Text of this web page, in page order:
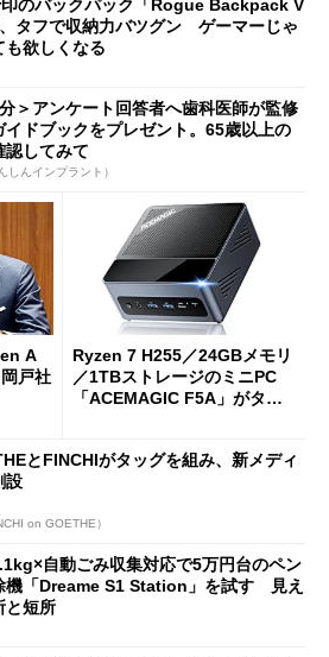
印のバックパック「Rogue Backpack V
タフで収納力バツグン ゲーマーじゃ
も欲しくなる
＞アンケート回答者へ歯科医師が監修
イドブックをプレゼント。65歳以上の
認してみて
しんインプラント）
A
戸社
Ryzen 7 H255／24GBメモリ
／1TBストレージのミニPC
「ACEMAGIC F5A」がタイ
とFINCHIがタッグを組み、新メディ
設
on GOETHE）
自動ごみ収集対応で5万円台のペン
機「Dreame S1 Station」を試す 見え
と短所